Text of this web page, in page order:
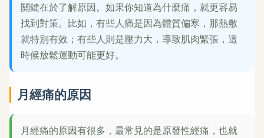
關鍵在於了解原因。如果你知道為什麼痛，就更容易
找到對策。比如，有些人痛是因為體質偏寒，那熱敷
就特別有效；有些人則是壓力大，導致肌肉緊張，這
時候放鬆運動可能更好。
月經痛的原因
月經痛的原因有很多，最常見的是原發性經痛，也就